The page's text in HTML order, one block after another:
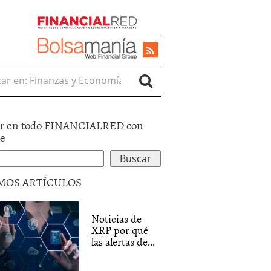
en:
en todo FINANCIALRED con
ARTÍCULOS
Noticias de
XRP por qué
las alertas de...